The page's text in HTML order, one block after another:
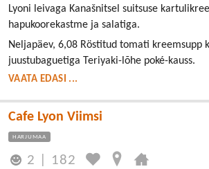
Lyoni leivaga Kanašnitsel suitsuse
hapukoorekastme ja salatiga.
Neljapäev, 6,08 Röstitud tomati kreemsupp
juustubaguetiga Teriyaki-lõhe poké-kauss.
VAATA EDASI ...
Cafe Lyon Viimsi
HARJUMAA
2 182